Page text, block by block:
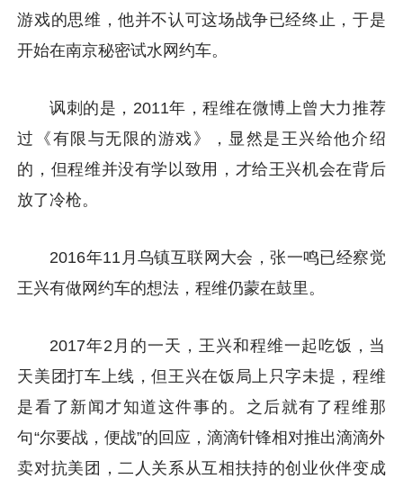
游戏的思维，他并不认可这场战争已经终止，于是
开始在南京秘密试水网约车。
讽刺的是，2011年，程维在微博上曾大力推荐
过《有限与无限的游戏》，显然是王兴给他介绍
的，但程维并没有学以致用，才给王兴机会在背后
放了冷枪。
2016年11月乌镇互联网大会，张一鸣已经察觉
王兴有做网约车的想法，程维仍蒙在鼓里。
2017年2月的一天，王兴和程维一起吃饭，当
天美团打车上线，但王兴在饭局上只字未提，程维
是看了新闻才知道这件事的。之后就有了程维那
句“尔要战，便战”的回应，滴滴针锋相对推出滴滴外
卖对抗美团，二人关系从互相扶持的创业伙伴变成